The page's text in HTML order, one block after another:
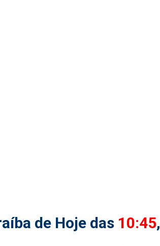
de Hoje das 10:45,